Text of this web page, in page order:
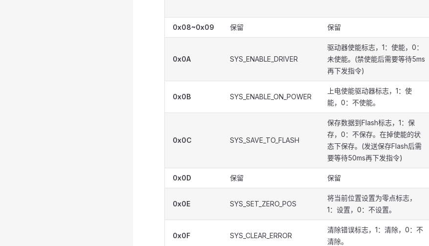
0x08~0x09 保留 保留
0x0A SYS_ENABLE_DRIVER
驱动器使能标志，1：使能，0：
未使能。(禁使能后需要等待5ms
再下发指令)
0x0B SYS_ENABLE_ON_POWER
上电使能驱动器标志，1：使
能，0：不使能。
0x0C SYS_SAVE_TO_FLASH
保存数据到Flash标志，1：保
存，0：不保存。在掉使能的状
态下保存。(发送保存Flash后需
要等待50ms再下发指令)
0x0D 保留 保留
0x0E SYS_SET_ZERO_POS
将当前位置设置为零点标志，
1：设置，0：不设置。
0x0F SYS_CLEAR_ERROR
清除错误标志，1：清除，0：不
清除。